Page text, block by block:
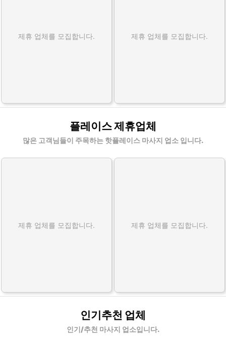
제휴 업체를 모집합니다. 제휴 업체를 모집합니다.
플레이스 제휴업체
많은 고객님들이 주목하는 핫플레이스 마사지 업소 입니다.
제휴 업체를 모집합니다. 제휴 업체를 모집합니다.
인기추천 업체
인기/추천 마사지 업소입니다.